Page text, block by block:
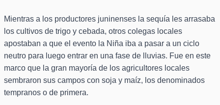
Mientras a los productores juninenses la sequía les arrasaba
los cultivos de trigo y cebada, otros colegas locales
apostaban a que el evento la Niña iba a pasar a un ciclo
neutro para luego entrar en una fase de lluvias. Fue en este
marco que la gran mayoría de los agricultores locales
sembraron sus campos con soja y maíz, los denominados
tempranos o de primera.